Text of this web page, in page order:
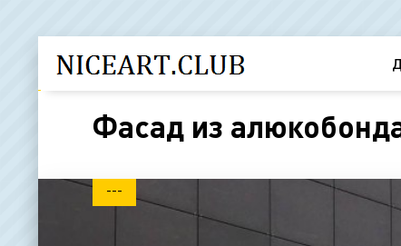
Фасад из
---